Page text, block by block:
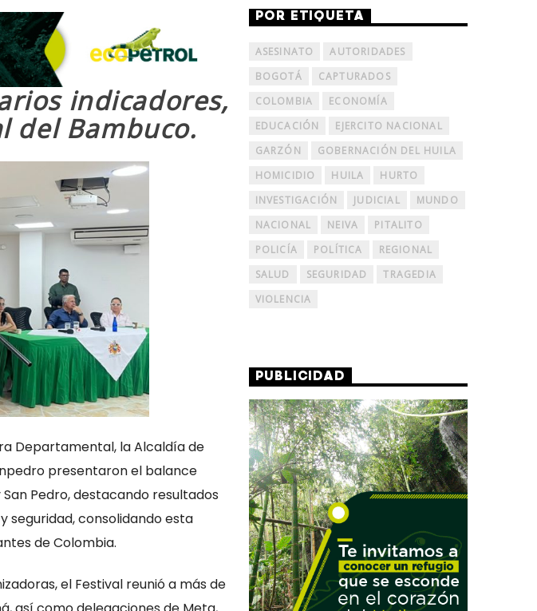
indicadores,
del Bambuco.
Departamental, la Alcaldía de
presentaron el balance
Pedro, destacando resultados
seguridad, consolidando esta
de Colombia.
el Festival reunió a más de
POR ETIQUETA
ASESINATO
AUTORIDADES
BOGOTÁ
CAPTURADOS
COLOMBIA
ECONOMÍA
EDUCACIÓN
EJERCITO NACIONAL
GARZÓN
GOBERNACIÓN DEL HUILA
HOMICIDIO
HUILA
HURTO
INVESTIGACIÓN
JUDICIAL
MUNDO
NACIONAL
NEIVA
PITALITO
POLICÍA
POLÍTICA
REGIONAL
SALUD
SEGURIDAD
TRAGEDIA
VIOLENCIA
PUBLICIDAD